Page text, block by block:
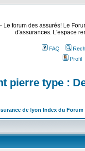
Le forum des assurés! Le
d'assurances. L'espace
FAQ
Profil
pierre type :
de lyon Index du Forum